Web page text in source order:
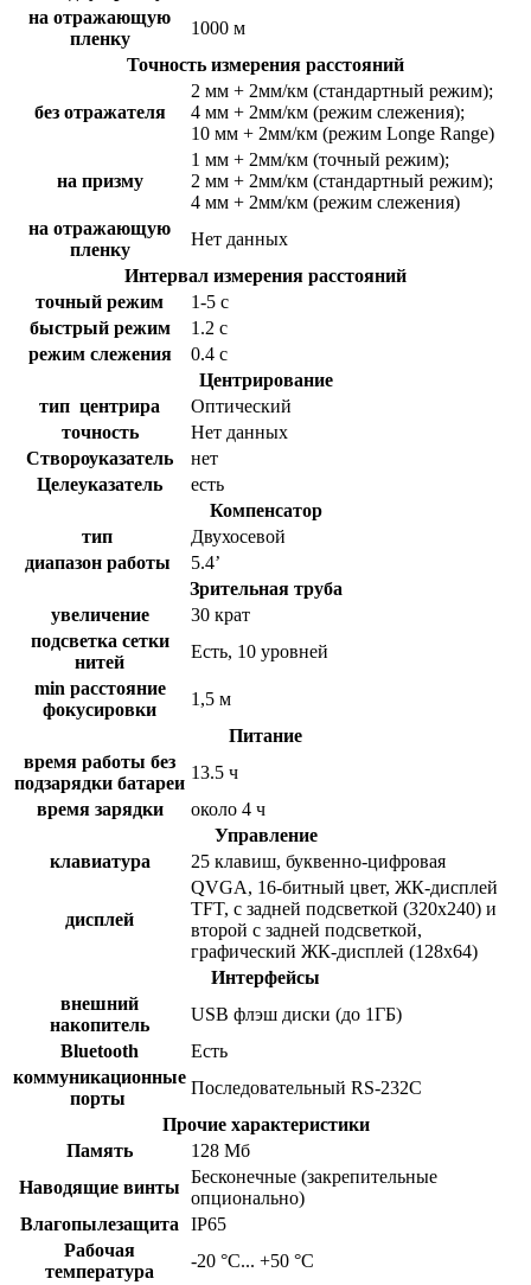
на отражающую
пленку
1000 м
Точность измерения расстояний
без отражателя
2 мм + 2мм/км (стандартный режим);
4 мм + 2мм/км (режим слежения);
10 мм + 2мм/км (режим Longe Range)
на призму
1 мм + 2мм/км (точный режим);
2 мм + 2мм/км (стандартный режим);
4 мм + 2мм/км (режим слежения)
на отражающую
пленку
Нет данных
Интервал измерения расстояний
точный режим
1-5 с
быстрый режим
1.2 с
режим слежения
0.4 с
Центрирование
тип центрира
Оптический
точность
Нет данных
Створоуказатель
нет
Целеуказатель
есть
Компенсатор
тип
Двухосевой
диапазон работы
5.4’
Зрительная труба
увеличение
30 крат
подсветка сетки
нитей
Есть, 10 уровней
min расстояние
фокусировки
1,5 м
Питание
время работы без
подзарядки батареи
13.5 ч
время зарядки
около 4 ч
Управление
клавиатура
25 клавиш, буквенно-цифровая
дисплей
QVGA, 16-битный цвет, ЖК-дисплей
TFT, с задней подсветкой (320x240) и
второй с задней подсветкой,
графический ЖК-дисплей (128x64)
Интерфейсы
внешний
накопитель
USB флэш диски (до 1ГБ)
Bluetooth
Есть
коммуникационные
порты
Последовательный RS-232C
Прочие характеристики
Память
128 Мб
Наводящие винты
Бесконечные (закрепительные
опционально)
Влагопылезащита
IP65
Рабочая
температура
-20 °С... +50 °С